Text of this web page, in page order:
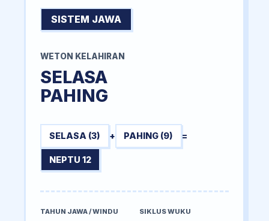
SISTEM JAWA
WETON KELAHIRAN
SELASA
PAHING
SELASA (3) + PAHING (9) =
NEPTU 12
TAHUN JAWA / WINDU SIKLUS WUKU